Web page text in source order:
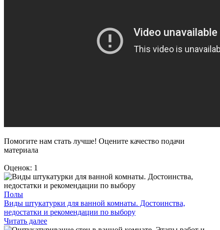
Помогите нам стать лучше! Оцените качество подачи
материала
Оценок: 1
Полы
Виды штукатурки для ванной комнаты. Достоинства,
недостатки и рекомендации по выбору
Читать далее